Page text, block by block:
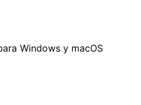
Windows y macOS